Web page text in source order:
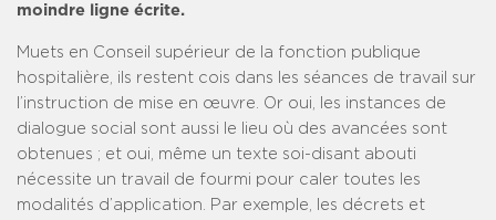
moindre ligne écrite.
Muets en Conseil supérieur de la fonction publique
hospitalière, ils restent cois dans les séances de travail sur
l’instruction de mise en œuvre. Or oui, les instances de
dialogue social sont aussi le lieu où des avancées sont
obtenues ; et oui, même un texte soi-disant abouti
nécessite un travail de fourmi pour caler toutes les
modalités d’application. Par exemple, les décrets et